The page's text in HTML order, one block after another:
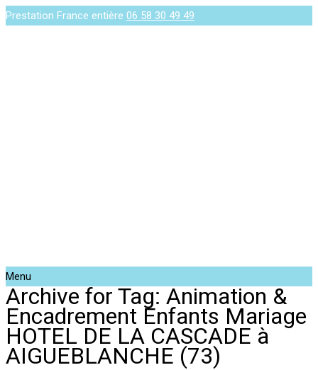
Prestation France entière 06 58 30 49 49
Menu
Archive for Tag: Animation &
Encadrement Enfants Mariage
HOTEL DE LA CASCADE à
AIGUEBLANCHE (73)